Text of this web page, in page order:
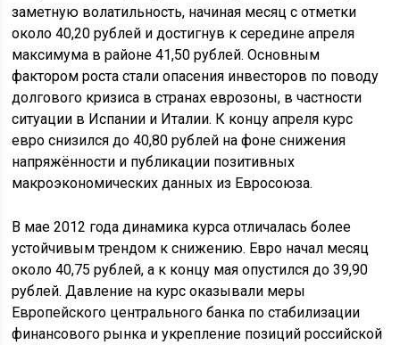
заметную волатильность, начиная месяц с отметки
около 40,20 рублей и достигнув к середине апреля
максимума в районе 41,50 рублей. Основным
фактором роста стали опасения инвесторов по поводу
долгового кризиса в странах еврозоны, в частности
ситуации в Испании и Италии. К концу апреля курс
евро снизился до 40,80 рублей на фоне снижения
напряжённости и публикации позитивных
макроэкономических данных из Евросоюза.
В мае 2012 года динамика курса отличалась более
устойчивым трендом к снижению. Евро начал месяц
около 40,75 рублей, а к концу мая опустился до 39,90
рублей. Давление на курс оказывали меры
Европейского центрального банка по стабилизации
финансового рынка и укрепление позиций российской